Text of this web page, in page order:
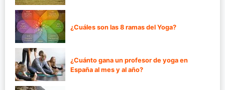
¿Cuáles son las 8 ramas del Yoga?
¿Cuánto gana un profesor de yoga en
España al mes y al año?